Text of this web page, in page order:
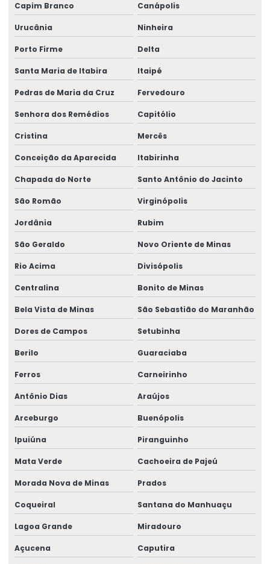
Capim Branco Canápolis
Urucânia Ninheira
Porto Firme Delta
Santa Maria de Itabira Itaipé
Pedras de Maria da Cruz Fervedouro
Senhora dos Remédios Capitólio
Cristina Mercês
Conceição da Aparecida Itabirinha
Chapada do Norte Santo Antônio do Jacinto
São Romão Virginópolis
Jordânia Rubim
São Geraldo Novo Oriente de Minas
Rio Acima Divisópolis
Centralina Bonito de Minas
Bela Vista de Minas São Sebastião do Maranhão
Dores de Campos Setubinha
Berilo Guaraciaba
Ferros Carneirinho
Antônio Dias Araújos
Arceburgo Buenópolis
Ipuiúna Piranguinho
Mata Verde Cachoeira de Pajeú
Morada Nova de Minas Prados
Coqueiral Santana do Manhuaçu
Lagoa Grande Miradouro
Açucena Caputira